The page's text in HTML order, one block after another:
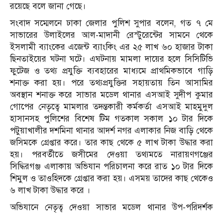
রয়েছে বলে জানা গেছে।
সংবাদ সম্মেলনে ঢাকা জেলার পুলিশ সুপার বলেন, গত ৭ মে
সাভারের উলাইলের আল-মাদানী রেস্টুরেন্টের সামনে থেকে
ইসলামী ব্যাংকের এজেন্ট ব্যাংকিং এর ২৫ লাখ ৬০ হাজার টাকা
ছিনতাইয়ের ঘটনা ঘটে। এঘটনায় মামলা দায়ের হলে সিসিটিভি
ফুটেজ ও তথ্য প্রযুক্তি ব্যবহারের মাধ্যমে প্রাথমিকভাবে গাড়ি
শনাক্ত করা হয়। পরে তথ্যপ্রযুক্তির সহায়তায় তিন আসামির
অবস্থান শনাক্ত করে সাভার মডেল থানার এসআই সুদীপ কুমার
গোপের নেতৃত্বে মামলার তদন্তকারী কর্মকর্তা এসআই মাহমুদুল
হাসানসহ পুলিশের বিশেষ টিম গতকাল সকাল ১০ টার দিকে
পটুয়াখালীর দশমিনা থানার আদর্শ নগর এলাকার নিজ বাড়ি থেকে
জসিমকে গ্রেপ্তার করে। তার কাছ থেকে ৫ লাখ টাকা উদ্ধার করা
হয়। পরবর্তীতে জসীমের দেওয়া তথ্যমতে নারায়ণগঞ্জের
সিদ্ধিরগঞ্জ এলাকায় অভিযান পরিচালনা করে রাত ১০ টার দিকে
শিমুল ও তাওহিদকে গ্রেপ্তার করা হয়। এসময় তাদের কাছ থেকেও
৬ লাখ টাকা উদ্ধার করে ।
অভিযানে নেতৃত্ব দেওয়া সাভার মডেল থানার উপ-পরিদর্শক